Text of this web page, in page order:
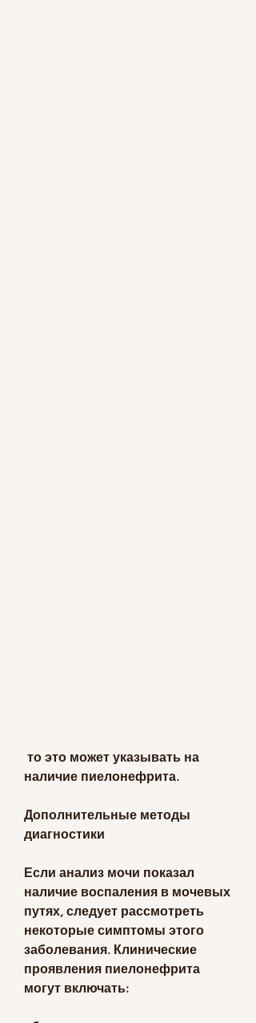
наличие пиелонефрита.
Дополнительные методы
диагностики
Если анализ мочи показал
наличие воспаления в мочевых
путях, следует рассмотреть
некоторые симптомы этого
заболевания. Клинические
проявления пиелонефрита
могут включать: